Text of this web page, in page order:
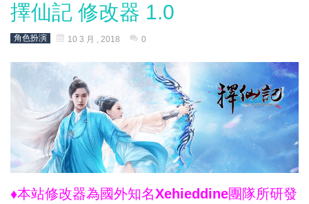
擇仙記 修改器 1.0
角色扮演 10 3 月 , 2018 0
♦本站修改器為國外知名Xehieddine團隊所研發